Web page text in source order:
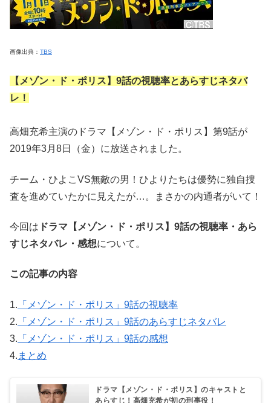
画像出典： TBS
【メゾン・ド・ポリス】9話の視聴率とあらすじネタバ
レ！
高畑充希主演のドラマ【メゾン・ド・ポリス】第9話が
2019年3月8日（金）に放送されました。
チーム・ひよこVS無敵の男！ひよりたちは優勢に独自捜
査を進めていたかに見えたが…。まさかの内通者がいて！
今回は ドラマ【メゾン・ド・ポリス】9話の視聴率・あら
すじネタバレ・感想について。
この記事の内容
1. 「メゾン・ド・ポリス」9話の視聴率
2. 「メゾン・ド・ポリス」9話のあらすじネタバレ
3. 「メゾン・ド・ポリス」9話の感想
4. まとめ
ドラマ【メゾン・ド・ポリス】のキャストと
あらすじ！高畑充希が初の刑事役！